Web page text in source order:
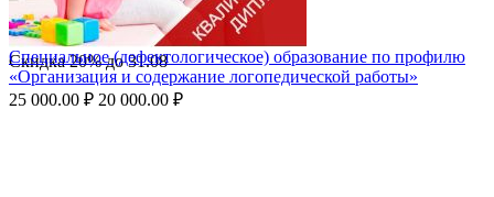
Скидка20%до31.08
Специальное (дефектологическое) образование по профилю
«Организация и содержание логопедической работы»
25 000.00 ₽ 20 000.00 ₽